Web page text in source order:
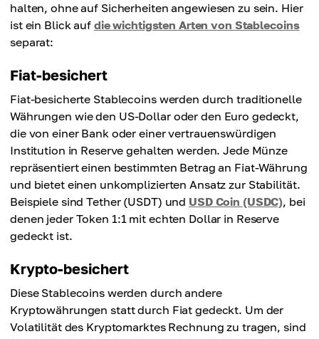
halten, ohne auf Sicherheiten angewiesen zu sein. Hier
ist ein Blick auf die wichtigsten Arten von Stablecoins
separat:
Fiat-besichert
Fiat-besicherte Stablecoins werden durch traditionelle
Währungen wie den US-Dollar oder den Euro gedeckt,
die von einer Bank oder einer vertrauenswürdigen
Institution in Reserve gehalten werden. Jede Münze
repräsentiert einen bestimmten Betrag an Fiat-Währung
und bietet einen unkomplizierten Ansatz zur Stabilität.
Beispiele sind Tether (USDT) und USD Coin (USDC), bei
denen jeder Token 1:1 mit echten Dollar in Reserve
gedeckt ist.
Krypto-besichert
Diese Stablecoins werden durch andere
Kryptowährungen statt durch Fiat gedeckt. Um der
Volatilität des Kryptomarktes Rechnung zu tragen, sind